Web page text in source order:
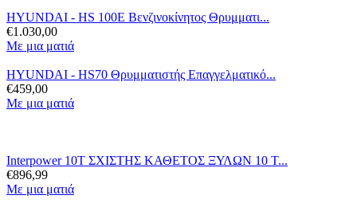
HYUNDAI - HS 100E Βενζινοκίνητος Θρυμματι...
€1.030,00
Με μια ματιά
HYUNDAI - ΗS70 Θρυμματιστής Επαγγελματικό...
€459,00
Με μια ματιά
Interpower 10T ΣΧΙΣΤΗΣ ΚΑΘΕΤΟΣ ΞΥΛΩΝ 10 Τ...
€896,99
Με μια ματιά